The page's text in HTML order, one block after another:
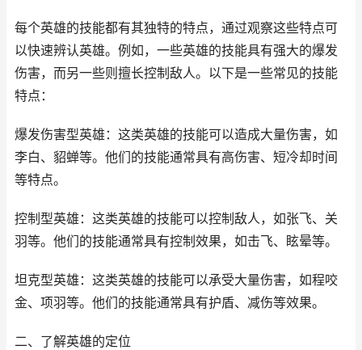
每个英雄的技能都有其独特的特点，通过观察这些特点可
以快速辨认英雄。例如，一些英雄的技能具有强大的爆发
伤害，而另一些则擅长控制敌人。以下是一些常见的技能
特点：
爆发伤害型英雄：这类英雄的技能可以造成大量伤害，如
李白、貂蝉等。他们的技能通常具有高伤害、短冷却时间
等特点。
控制型英雄：这类英雄的技能可以控制敌人，如张飞、关
羽等。他们的技能通常具有控制效果，如击飞、眩晕等。
坦克型英雄：这类英雄的技能可以承受大量伤害，如程咬
金、项羽等。他们的技能通常具有护盾、减伤等效果。
二、了解英雄的定位